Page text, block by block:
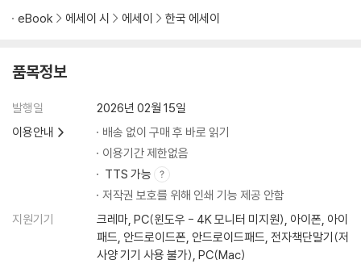
바랭이 122 / 방동사니 123 / 베이비세이지 124 / 보리 125 / 수세미오이
126 / 스피아민트 127 / 싸리 128 / 아마란스 129 / 억새 130 / 왕호장근 1
콩 136 / 질경이 137 / 참억새 138 / 콜레우스 139 / 쿠페아히소피폴리아
굴 145
Part 3. 나무와 열매 - 결실에 이르다
감나무 148 / 감나무 열매 149 / 꽃사과나무 150 / 낙상홍 151 / 남천 152
/ 노박덩굴 153 / 단풍나무 154 / 대추나무 155 / 모과나무 156 / 밤나무
157 / 백당나무 158 / 버드나무 159 / 뽕나무 160 / 산딸나무 161 / 상수
리나무 162 / 아주까리나무 163 / 이나무 열매 164 / 찔레나무 165 / 칡 1
66 / 피라칸다 167
eBook 에세이 시 에세이 한국 에세이
품목정보
발행일
2026년 02월 15일
이용안내
배송 없이 구매 후 바로 읽기
이용기간 제한없음
TTS 가능
저작권 보호를 위해 인쇄 기능 제공 안함
지원기기
크레마, PC(윈도우 - 4K 모니터 미지원), 아이폰, 아이
패드, 안드로이드폰, 안드로이드패드, 전자책단말기(저
사양 기기 사용 불가), PC(Mac)